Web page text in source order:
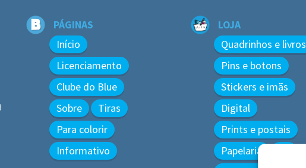
PÁGINAS
Início
Licenciamento
Clube do Blue
Sobre
Tiras
Para colorir
Informativo
LOJA
Quadrinhos e livros
Pins e botons
Stickers e imãs
Digital
Prints e postais
Papelaria